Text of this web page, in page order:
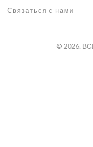
Связаться с нами
© 2026.